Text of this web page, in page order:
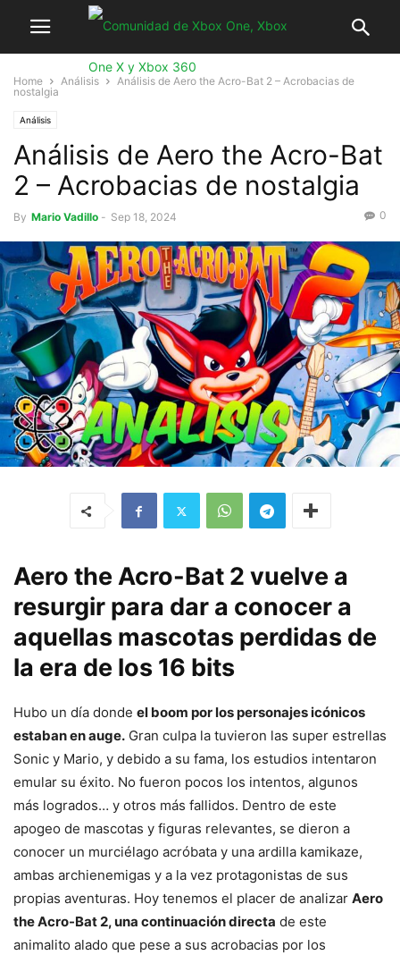
Home Análisis
Análisis de Aero the Acro-Bat 2 – Acrobacias de
nostalgia
Análisis
Análisis de Aero the Acro-Bat
2 – Acrobacias de nostalgia
By Mario Vadillo - Sep 18, 2024 0
Aero the Acro-Bat 2 vuelve a
resurgir para dar a conocer a
aquellas mascotas perdidas de
la era de los 16 bits
Hubo un día donde el boom por los personajes icónicos
estaban en auge. Gran culpa la tuvieron las super estrellas
Sonic y Mario, y debido a su fama, los estudios intentaron
emular su éxito. No fueron pocos los intentos, algunos
más logrados… y otros más fallidos. Dentro de este
apogeo de mascotas y figuras relevantes, se dieron a
conocer un murciélago acróbata y una ardilla kamikaze,
ambas archienemigas y a la vez protagonistas de sus
propias aventuras. Hoy tenemos el placer de analizar Aero
the Acro-Bat 2, una continuación directa de este
animalito alado que pese a sus acrobacias por los